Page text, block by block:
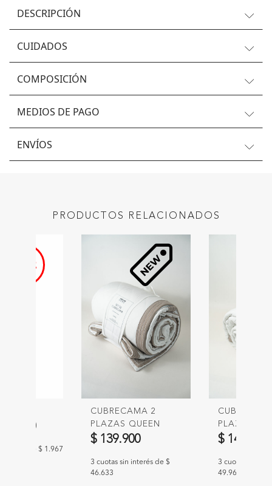
DESCRIPCIÓN
CUIDADOS
COMPOSICIÓN
MEDIOS DE PAGO
ENVÍOS
PRODUCTOS RELACIONADOS
de
5.900
interés de $ 1.967
CUBRECAMA 2
PLAZAS QUEEN
MICROFIBRA
$ 139.900
3 cuotas sin interés de $
46.633
PLAZAS
$ 149.900
3 cuotas sin
49.967